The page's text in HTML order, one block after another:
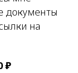
документы
на
₽